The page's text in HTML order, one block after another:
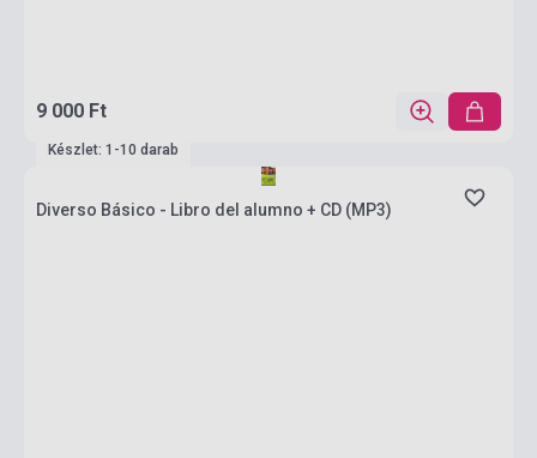
9 000 Ft
Készlet: 1-10 darab
Diverso Básico - Libro del alumno + CD (MP3)